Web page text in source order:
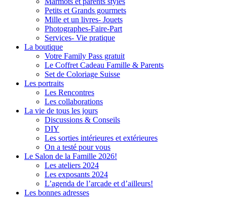
Petits et Grands gourmets
Mille et un livres- Jouets
Photographes-Faire-Part
Services- Vie pratique
La boutique
Votre Family Pass gratuit
Le Coffret Cadeau Famille & Parents
Set de Coloriage Suisse
Les portraits
Les Rencontres
Les collaborations
La vie de tous les jours
Discussions & Conseils
DIY
Les sorties intérieures et extérieures
On a testé pour vous
Le Salon de la Famille 2026!
Les ateliers 2024
Les exposants 2024
L’agenda de l’arcade et d’ailleurs!
Les bonnes adresses